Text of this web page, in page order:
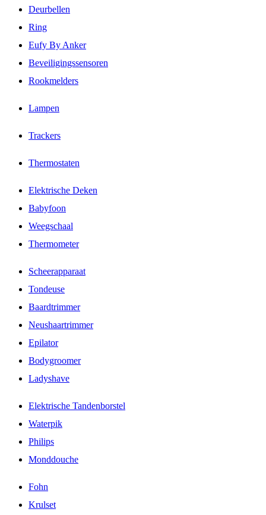
Deurbellen
Ring
Eufy By Anker
Beveiligingssensoren
Rookmelders
Lampen
Trackers
Thermostaten
Elektrische Deken
Babyfoon
Weegschaal
Thermometer
Scheerapparaat
Tondeuse
Baardtrimmer
Neushaartrimmer
Epilator
Bodygroomer
Ladyshave
Elektrische Tandenborstel
Waterpik
Philips
Monddouche
Fohn
Krulset